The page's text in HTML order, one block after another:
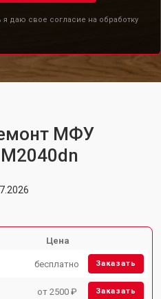
я даю свое согласие на обработку
МФУ
M2040dn
Цена
бесплатно Заказать
от 2500 ₽ Заказать